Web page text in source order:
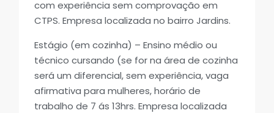
com experiência sem comprovação em
CTPS. Empresa localizada no bairro Jardins.
Estágio (em cozinha) – Ensino médio ou
técnico cursando (se for na área de cozinha
será um diferencial, sem experiência, vaga
afirmativa para mulheres, horário de
trabalho de 7 ás 13hrs. Empresa localizada